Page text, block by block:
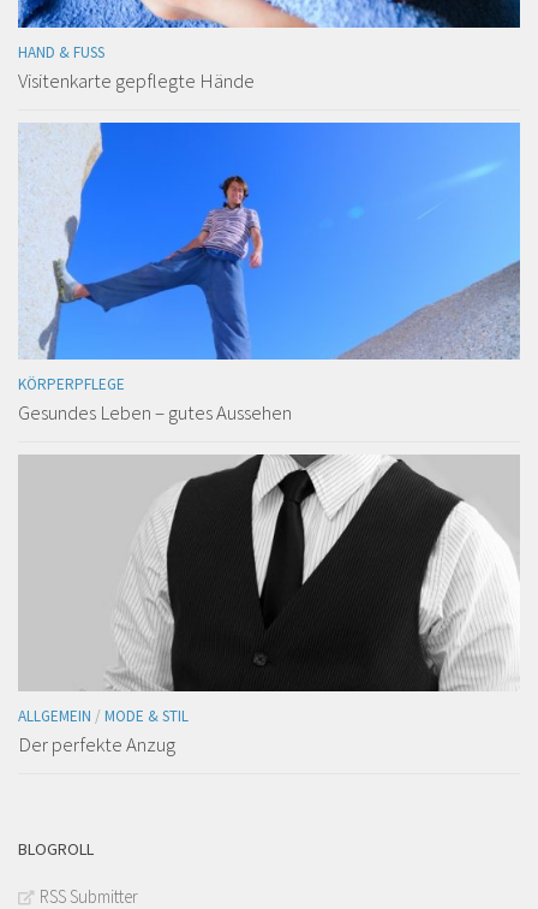
HAND & FUSS
Visitenkarte gepflegte Hände
KÖRPERPFLEGE
Gesundes Leben – gutes Aussehen
ALLGEMEIN / MODE & STIL
Der perfekte Anzug
BLOGROLL
RSS Submitter